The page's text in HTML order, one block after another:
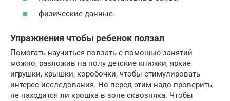
физические данные.
Упражнения чтобы ребенок ползал
Помогать научиться ползать с помощью занятий
можно, разложив на полу детские книжки, яркие
игрушки, крышки, коробочки, чтобы стимулировать
интерес исследования. Но перед этим надо проверить,
не находится ли крошка в зоне сквозняка. Чтобы